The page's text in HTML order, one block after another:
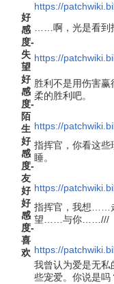
https://
好
感
度-
失
望
……啊，光是看到
https://
好
感
度-
陌
生
胜利不是用伤害
柔的胜利吧。
https://
好
感
度-
友
好
指挥官，你看这些
睡。
https://
好
感
度-
喜
欢
指挥官，我想……
望……与你……///
https://
我曾认为爱是无
些宠爱。你说是